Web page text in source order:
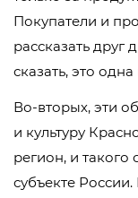
Покупатели и
рассказать друг
сказать, это
Во-вторых, эти
и культуру
регион, и
субъекте